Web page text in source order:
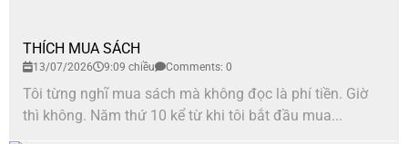
THÍCH MUA SÁCH
13/07/2026 9:09 chiều Comments: 0
Tôi từng nghĩ mua sách mà không đọc là phí tiền. Giờ
thì không. Năm thứ 10 kể từ khi tôi bắt đầu mua...